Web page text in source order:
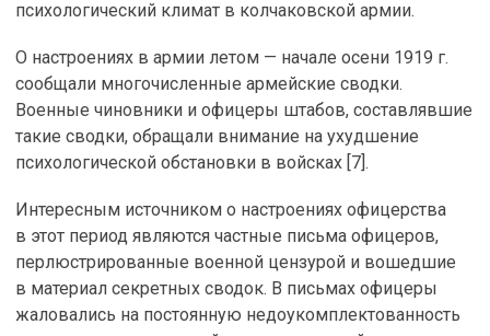
психологический климат в колчаковской армии.
О настроениях в армии летом — начале осени 1919 г.
сообщали многочисленные армейские сводки.
Военные чиновники и офицеры штабов, составлявшие
такие сводки, обращали внимание на ухудшение
психологической обстановки в войсках [7].
Интересным источником о настроениях офицерства
в этот период являются частные письма офицеров,
перлюстрированные военной цензурой и вошедшие
в материал секретных сводок. В письмах офицеры
жаловались на постоянную недоукомплектованность